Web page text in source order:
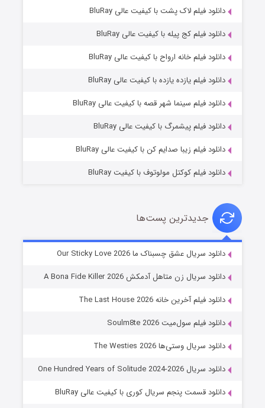
شوهر
عملیات آپارتمان
دانلود فیلم لاک پشت با کیفیت عالی BluRay
دانلود فیلم کج‌ پیله با کیفیت عالی BluRay
دانلود فیلم خانه ارواح با کیفیت عالی BluRay
دانلود فیلم یازده یازده با کیفیت عالی BluRay
دانلود فیلم سینما شهر قصه با کیفیت عالی BluRay
دانلود فیلم پیشمرگ با کیفیت عالی BluRay
دانلود فیلم زیبا صدایم کن با کیفیت عالی BluRay
دانلود فیلم کوکتل مولوتوف با کیفیت BluRay
جدیدترین پست‌ها
دانلود سریال عشق چسبناک ما Our Sticky Love 2026
دانلود سریال زن متاهل آدمکش A Bona Fide Killer 2026
دانلود فیلم آخرین خانه The Last House 2026
دانلود فیلم سول‌میت Soulm8te 2026
دانلود سریال وستی‌ها The Westies 2026
دانلود سریال One Hundred Years of Solitude 2024-2026
دانلود قسمت پنجم سریال کوری با کیفیت عالی BluRay